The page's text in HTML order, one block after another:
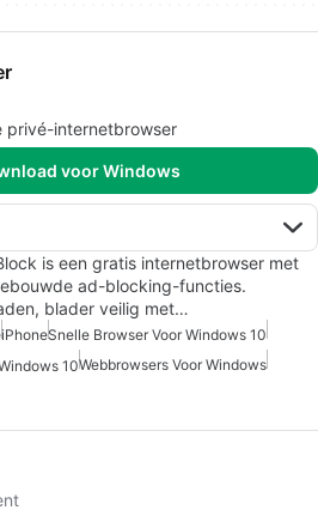
privé-internetbrowser
voor Windows
is een gratis internetbrowser met
ad-blocking-functies.
blader veilig met…
iPhoneSnelle Browser Voor Windows 10
10Webbrowsers Voor Windows